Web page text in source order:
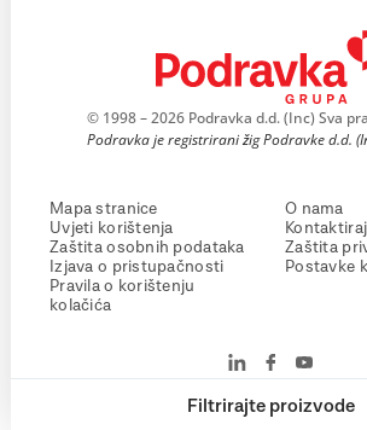
Filtrirajte proizvode
© 1998 – 2026 Podravka d.d. (Inc) Sva
Podravka je registrirani žig Podravke d.d.
Mapa stranice
Uvjeti korištenja
Zaštita osobnih podataka
Izjava o pristupačnosti
Pravila o korištenju
kolačića
O nama
Zaštita
Postavke